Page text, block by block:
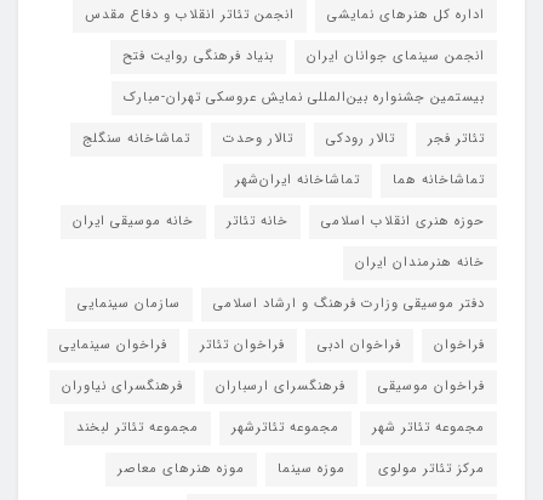
اداره کل هنرهای نمایشی
انجمن تئاتر انقلاب و دفاع مقدس
انجمن سینمای جوانان ایران
بنیاد فرهنگی روایت فتح
بیستمین جشنواره بین‌المللی نمایش عروسکی تهران-مبارک
تئاتر فجر
تالار رودکی تالار وحدت
تماشاخانه سنگلج
تماشاخانه هما
تماشاخانه‌ ایران‌شهر
حوزه هنری انقلاب اسلامی
خانه تئاتر
خانه موسیقی ایران
خانه هنرمندان ایران
دفتر موسیقی وزارت فرهنگ و ارشاد اسلامی
سازمان سینمایی
فراخوان
فراخوان ادبی فراخوان تئاتر
فراخوان سینمایی
فراخوان موسیقی
فرهنگسرای ارسباران
فرهنگسرای نیاوران
مجموعه تئاتر شهر
مجموعه تئاترشهر
مجموعه تئاتر لبخند
مرکز تئاتر مولوی
موزه سینما
موزه هنرهای معاصر